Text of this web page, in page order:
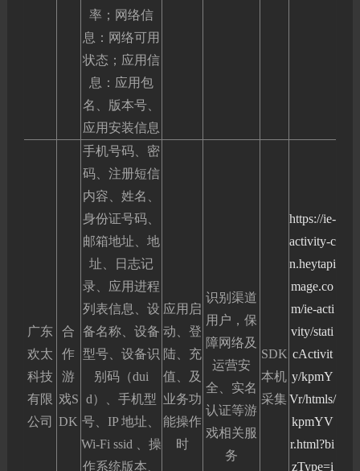
率；网络信
息：网络可用
状态；应用信
息：应用包
名、版本号、
应用安装信息
广东
欢太
科技
有限
公司
合
作
游
戏S
DK
手机号码、密
码、注册短信
内容、姓名、
身份证号码、
邮箱地址、地
址、日志记
录、应用进程
列表信息、设
备名称、设备
型号、设备识
别码（dui
d）、手机型
号、IP 地址、
Wi-Fi ssid 、操
作系统版本、
应用启
动、登
陆、充
值、及
业务功
能操作
时
识别渠道
用户，保
障网络及
运营安
全、实名
认证等游
戏相关服
务
SDK
本机
采集
https://ie-
activity-c
n.heytapi
mage.co
m/ie-acti
vity/stati
cActivit
y/kpmY
Vr/htmls/
kpmYV
r.html?bi
zType=i